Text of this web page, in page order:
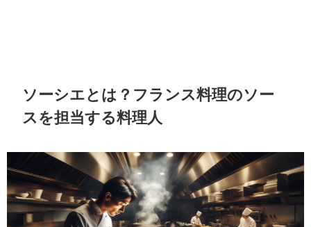
ソーシエとは？フランス料理のソー
スを担当する料理人